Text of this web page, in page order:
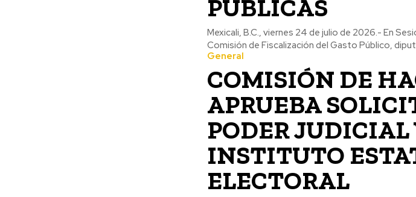
PÚBLICAS
Mexicali, B.C., viernes 24 de julio de 2026.- En
Comisión de Fiscalización del Gasto Público,
General
COMISIÓN DE
APRUEBA
PODER JUDICIAL
INSTITUTO
ELECTORAL